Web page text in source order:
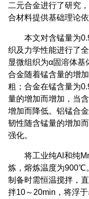
二元合金进行了研究
合材料提供基础理论依
本文对含锰量为
织及力学性能进行了
显微组织为α固溶体基
合金随着锰含量的增
粗；合金在锰含量为
量的增加而增加，当
增加而降低。铝锰合
韧性随含锰量的增加
强化。
将工业纯Al和纯Mn
炼，熔炼温度为900℃
制备时需恒温搅拌，
拌10～20min，将浮